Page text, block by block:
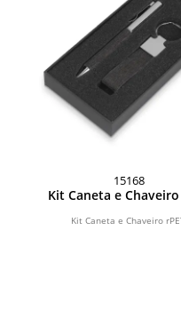
15168
Kit Caneta e Chaveiro
Kit Caneta e Chaveiro